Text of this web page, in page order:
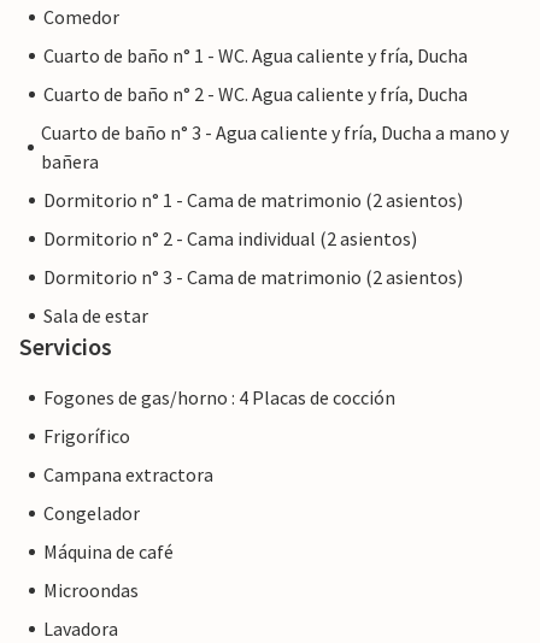
Comedor
Cuarto de baño n° 1 - WC. Agua caliente y fría, Ducha
Cuarto de baño n° 2 - WC. Agua caliente y fría, Ducha
Cuarto de baño n° 3 - Agua caliente y fría, Ducha a mano y
bañera
Dormitorio n° 1 - Cama de matrimonio (2 asientos)
Dormitorio n° 2 - Cama individual (2 asientos)
Dormitorio n° 3 - Cama de matrimonio (2 asientos)
Sala de estar
Servicios
Fogones de gas/horno : 4 Placas de cocción
Frigorífico
Campana extractora
Congelador
Máquina de café
Microondas
Lavadora